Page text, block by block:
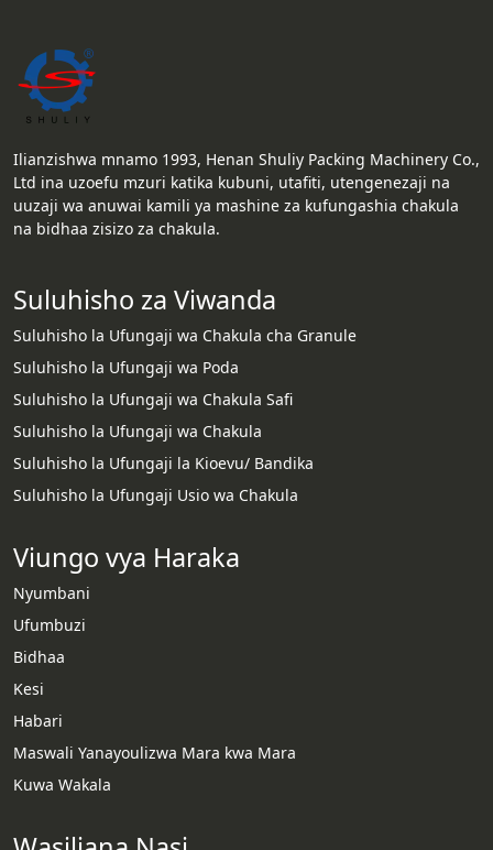
Ilianzishwa mnamo 1993, Henan Shuliy Packing Machinery Co.,
Ltd ina uzoefu mzuri katika kubuni, utafiti, utengenezaji na
uuzaji wa anuwai kamili ya mashine za kufungashia chakula
na bidhaa zisizo za chakula.
Suluhisho za Viwanda
Suluhisho la Ufungaji wa Chakula cha Granule
Suluhisho la Ufungaji wa Poda
Suluhisho la Ufungaji wa Chakula Safi
Suluhisho la Ufungaji wa Chakula
Suluhisho la Ufungaji la Kioevu/ Bandika
Suluhisho la Ufungaji Usio wa Chakula
Viungo vya Haraka
Nyumbani
Ufumbuzi
Bidhaa
Kesi
Habari
Maswali Yanayoulizwa Mara kwa Mara
Kuwa Wakala